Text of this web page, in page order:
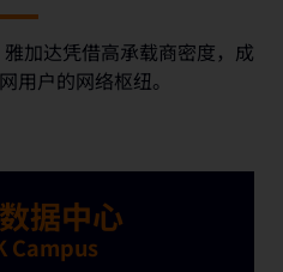
加达凭借高承载商密度，成
用户的网络枢纽。
据中心
Campus